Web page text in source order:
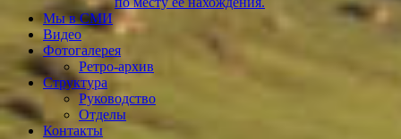
Мы в СМИ
Видео
Фотогалерея
Ретро-архив
Структура
Руководство
Отделы
Контакты